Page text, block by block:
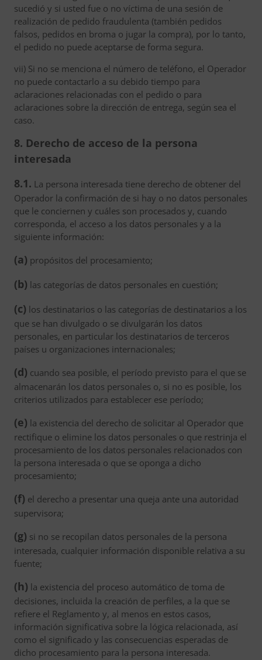
sucedió y si usted fue o no víctima de una sesión de
realización de pedido fraudulenta (también pedidos
falsos, pedidos en broma o jugar la compra), por lo tanto,
el pedido no puede aceptarse de forma segura.
vii) Si no se menciona el número de teléfono, el Operador
no puede contactarlo a su debido tiempo para
aclaraciones relacionadas con el pedido o para
aclaraciones sobre la dirección de entrega, según sea el
caso.
8. Derecho de acceso de la persona
interesada
8.1. La persona interesada tiene derecho de obtener del
Operador la confirmación de si hay o no datos personales
que le conciernen y cuáles son procesados y, cuando
corresponda, el acceso a los datos personales y a la
siguiente información:
(a) propósitos del procesamiento;
(b) las categorías de datos personales en cuestión;
(c) los destinatarios o las categorías de destinatarios a los
que se han divulgado o se divulgarán los datos
personales, en particular los destinatarios de terceros
países u organizaciones internacionales;
(d) cuando sea posible, el período previsto para el que se
almacenarán los datos personales o, si no es posible, los
criterios utilizados para establecer ese período;
(e) la existencia del derecho de solicitar al Operador que
rectifique o elimine los datos personales o que restrinja el
procesamiento de los datos personales relacionados con
la persona interesada o que se oponga a dicho
procesamiento;
(f) el derecho a presentar una queja ante una autoridad
supervisora;
(g) si no se recopilan datos personales de la persona
interesada, cualquier información disponible relativa a su
fuente;
(h) la existencia del proceso automático de toma de
decisiones, incluida la creación de perfiles, a la que se
refiere el Reglamento y, al menos en estos casos,
información significativa sobre la lógica relacionada, así
como el significado y las consecuencias esperadas de
dicho procesamiento para la persona interesada.